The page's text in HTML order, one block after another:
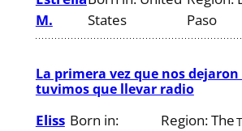
M.
States
Paso
La primera vez que nos
tuvimos que llevar radio
Eliss Born in:
Region:The